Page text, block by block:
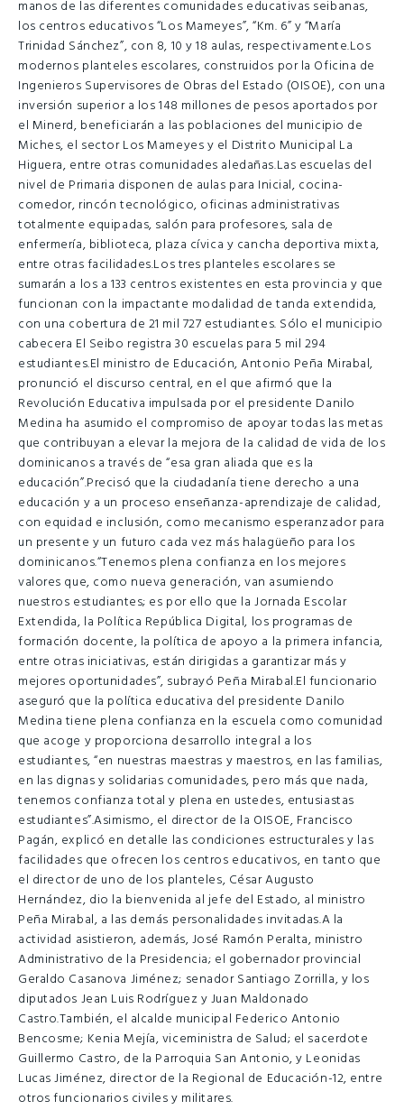
manos de las diferentes comunidades educativas seibanas,
los centros educativos “Los Mameyes”, “Km. 6” y “María
Trinidad Sánchez”, con 8, 10 y 18 aulas, respectivamente.Los
modernos planteles escolares, construidos por la Oficina de
Ingenieros Supervisores de Obras del Estado (OISOE), con una
inversión superior a los 148 millones de pesos aportados por
el Minerd, beneficiarán a las poblaciones del municipio de
Miches, el sector Los Mameyes y el Distrito Municipal La
Higuera, entre otras comunidades aledañas.Las escuelas del
nivel de Primaria disponen de aulas para Inicial, cocina-
comedor, rincón tecnológico, oficinas administrativas
totalmente equipadas, salón para profesores, sala de
enfermería, biblioteca, plaza cívica y cancha deportiva mixta,
entre otras facilidades.Los tres planteles escolares se
sumarán a los a 133 centros existentes en esta provincia y que
funcionan con la impactante modalidad de tanda extendida,
con una cobertura de 21 mil 727 estudiantes. Sólo el municipio
cabecera El Seibo registra 30 escuelas para 5 mil 294
estudiantes.El ministro de Educación, Antonio Peña Mirabal,
pronunció el discurso central, en el que afirmó que la
Revolución Educativa impulsada por el presidente Danilo
Medina ha asumido el compromiso de apoyar todas las metas
que contribuyan a elevar la mejora de la calidad de vida de los
dominicanos a través de “esa gran aliada que es la
educación”.Precisó que la ciudadanía tiene derecho a una
educación y a un proceso enseñanza-aprendizaje de calidad,
con equidad e inclusión, como mecanismo esperanzador para
un presente y un futuro cada vez más halagüeño para los
dominicanos.“Tenemos plena confianza en los mejores
valores que, como nueva generación, van asumiendo
nuestros estudiantes; es por ello que la Jornada Escolar
Extendida, la Política República Digital, los programas de
formación docente, la política de apoyo a la primera infancia,
entre otras iniciativas, están dirigidas a garantizar más y
mejores oportunidades”, subrayó Peña Mirabal.El funcionario
aseguró que la política educativa del presidente Danilo
Medina tiene plena confianza en la escuela como comunidad
que acoge y proporciona desarrollo integral a los
estudiantes, “en nuestras maestras y maestros, en las familias,
en las dignas y solidarias comunidades, pero más que nada,
tenemos confianza total y plena en ustedes, entusiastas
estudiantes”.Asimismo, el director de la OISOE, Francisco
Pagán, explicó en detalle las condiciones estructurales y las
facilidades que ofrecen los centros educativos, en tanto que
el director de uno de los planteles, César Augusto
Hernández, dio la bienvenida al jefe del Estado, al ministro
Peña Mirabal, a las demás personalidades invitadas.A la
actividad asistieron, además, José Ramón Peralta, ministro
Administrativo de la Presidencia; el gobernador provincial
Geraldo Casanova Jiménez; senador Santiago Zorrilla, y los
diputados Jean Luis Rodríguez y Juan Maldonado
Castro.También, el alcalde municipal Federico Antonio
Bencosme; Kenia Mejía, viceministra de Salud; el sacerdote
Guillermo Castro, de la Parroquia San Antonio, y Leonidas
Lucas Jiménez, director de la Regional de Educación-12, entre
otros funcionarios civiles y militares.